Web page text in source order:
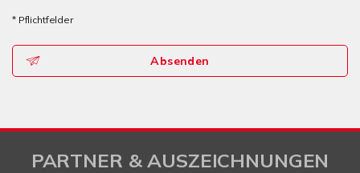
* Pflichtfelder
Absenden
PARTNER & AUSZEICHNUNGEN